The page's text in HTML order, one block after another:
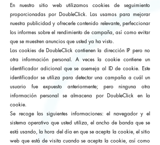
En nuestro sitio web utilizamos cookies de seguimiento
proporcionadas por DoubleClick. Las usamos para mejorar
nuestra publicidad y ofrecerle contenido relevante, perfeccionar
los informes sobre el rendimiento de campaña, así como evitar
que se muestren anuncios que usted ya ha visto.
Las cookies de DoubleClick contienen la dirección IP pero no
otra información personal. A veces la cookie contiene un
identificador adicional que se asemeja al ID de cookie. Este
identificador se utiliza para detectar una campaña a cuál un
usuario fue expuesto anteriormente; pero ninguna otra
información personal se almacena por DoubleClick en la
cookie.
Se recoge las siguientes informaciones: el navegador y el
sistema operativo que usted utiliza, el ancho de banda que se
está usando, la hora del día en que se acepta la cookie, el sitio
web que está de visita cuando se acepta la cookie, así como